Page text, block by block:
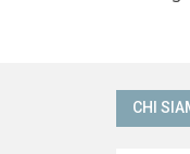
f
i
n
CHI